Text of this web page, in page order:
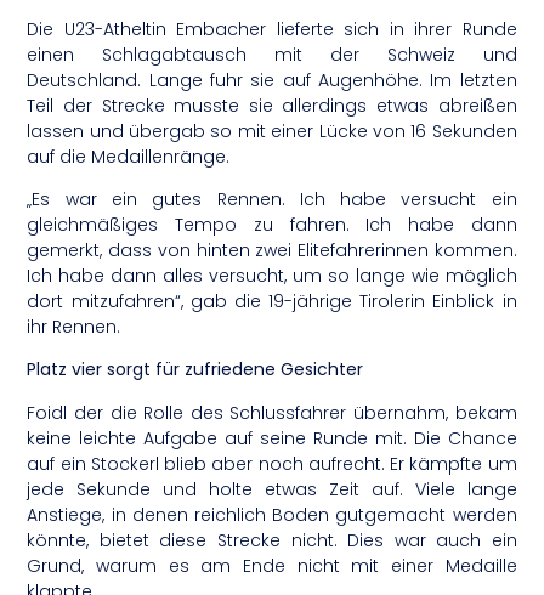
Die U23-Atheltin Embacher lieferte sich in ihrer Runde
einen Schlagabtausch mit der Schweiz und
Deutschland. Lange fuhr sie auf Augenhöhe. Im letzten
Teil der Strecke musste sie allerdings etwas abreißen
lassen und übergab so mit einer Lücke von 16 Sekunden
auf die Medaillenränge.
„Es war ein gutes Rennen. Ich habe versucht ein
gleichmäßiges Tempo zu fahren. Ich habe dann
gemerkt, dass von hinten zwei Elitefahrerinnen kommen.
Ich habe dann alles versucht, um so lange wie möglich
dort mitzufahren“, gab die 19-jährige Tirolerin Einblick in
ihr Rennen.
Platz vier sorgt für zufriedene Gesichter
Foidl der die Rolle des Schlussfahrer übernahm, bekam
keine leichte Aufgabe auf seine Runde mit. Die Chance
auf ein Stockerl blieb aber noch aufrecht. Er kämpfte um
jede Sekunde und holte etwas Zeit auf. Viele lange
Anstiege, in denen reichlich Boden gutgemacht werden
könnte, bietet diese Strecke nicht. Dies war auch ein
Grund, warum es am Ende nicht mit einer Medaille